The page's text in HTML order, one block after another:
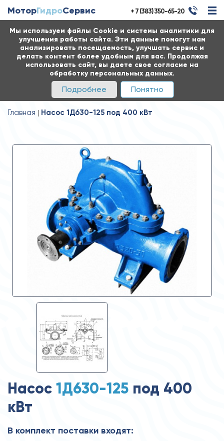
Мы используем файлы Cookie и системы аналитики для
улучшения работы сайта. Эти данные помогут нам
анализировать посещаемость, улучшать сервис и
делать контент более удобным для вас. Продолжая
использовать сайт, вы даете свое согласие на
обработку персональных данных.
Подробнее Понятно
МоторГидроСервис + 7 (383) 350-65-20
Главная Насос 1Д630-125 под 400 кВт
Насос 1Д630-125 под 400
кВт
В комплект поставки входят: